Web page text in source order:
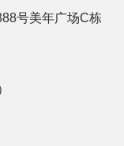
号美年广场C栋